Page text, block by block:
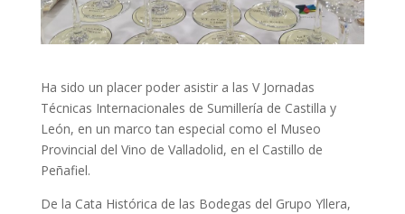
Ha sido un placer poder asistir a las V Jornadas
Técnicas Internacionales de Sumillería de Castilla y
León, en un marco tan especial como el Museo
Provincial del Vino de Valladolid, en el Castillo de
Peñafiel.
De la Cata Histórica de las Bodegas del Grupo Yllera,